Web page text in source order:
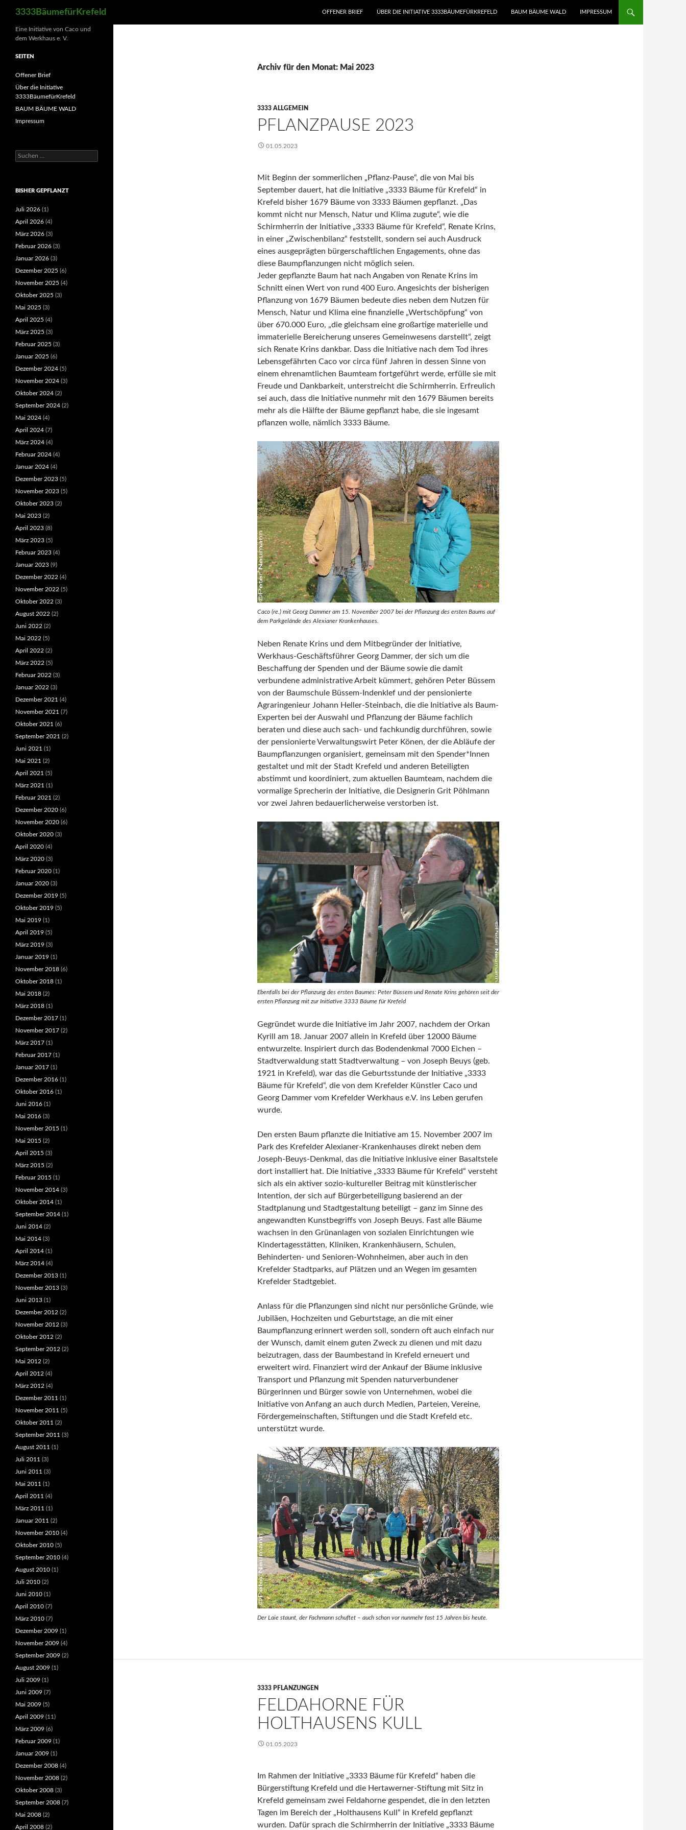
3333BäumefürKrefeld
OFFENER BRIEF
ÜBER DIE INITIATIVE 3333BÄUMEFÜRKREFELD BAUM BÄUME WALD IMPRESSUM
Archiv für den Monat: Mai 2023
3333 ALLGEMEIN
PFLANZPAUSE 2023
01.05.2023
Mit Beginn der sommerlichen „Pflanz-Pause“, die von Mai bis
September dauert, hat die Initiative „3333 Bäume für Krefeld“ in
Krefeld bisher 1679 Bäume von 3333 Bäumen gepflanzt. „Das
kommt nicht nur Mensch, Natur und Klima zugute“, wie die
Schirmherrin der Initiative „3333 Bäume für Krefeld“, Renate Krins,
in einer „Zwischenbilanz“ feststellt, sondern sei auch Ausdruck
eines ausgeprägten bürgerschaftlichen Engagements, ohne das
diese Baumpflanzungen nicht möglich seien.
Jeder gepflanzte Baum hat nach Angaben von Renate Krins im
Schnitt einen Wert von rund 400 Euro. Angesichts der bisherigen
Pflanzung von 1679 Bäumen bedeute dies neben dem Nutzen für
Mensch, Natur und Klima eine finanzielle „Wertschöpfung“ von
über 670.000 Euro, „die gleichsam eine großartige materielle und
immaterielle Bereicherung unseres Gemeinwesens darstellt“, zeigt
sich Renate Krins dankbar. Dass die Initiative nach dem Tod ihres
Lebensgefährten Caco vor circa fünf Jahren in dessen Sinne von
einem ehrenamtlichen Baumteam fortgeführt werde, erfülle sie mit
Freude und Dankbarkeit, unterstreicht die Schirmherrin. Erfreulich
sei auch, dass die Initiative nunmehr mit den 1679 Bäumen bereits
mehr als die Hälfte der Bäume gepflanzt habe, die sie ingesamt
pflanzen wolle, nämlich 3333 Bäume.
Caco (re.) mit Georg Dammer am 15. November 2007 bei der Pflanzung des ersten Baums auf
dem Parkgelände des Alexianer Krankenhauses.
Neben Renate Krins und dem Mitbegründer der Initiative,
Werkhaus-Geschäftsführer Georg Dammer, der sich um die
Beschaffung der Spenden und der Bäume sowie die damit
verbundene administrative Arbeit kümmert, gehören Peter Büssem
von der Baumschule Büssem-Indenklef und der pensionierte
Agraringenieur Johann Heller-Steinbach, die die Initiative als Baum-
Experten bei der Auswahl und Pflanzung der Bäume fachlich
beraten und diese auch sach- und fachkundig durchführen, sowie
der pensionierte Verwaltungswirt Peter Könen, der die Abläufe der
Baumpflanzungen organisiert, gemeinsam mit den Spender*Innen
gestaltet und mit der Stadt Krefeld und anderen Beteiligten
abstimmt und koordiniert, zum aktuellen Baumteam, nachdem die
vormalige Sprecherin der Initiative, die Designerin Grit Pöhlmann
vor zwei Jahren bedauerlicherweise verstorben ist.
Ebenfalls bei der Pflanzung des ersten Baumes: Peter Büssem und Renate Krins gehören seit der
ersten Pflanzung mit zur Initiative 3333 Bäume für Krefeld
Gegründet wurde die Initiative im Jahr 2007, nachdem der Orkan
Kyrill am 18. Januar 2007 allein in Krefeld über 12000 Bäume
entwurzelte. Inspiriert durch das Bodendenkmal 7000 Eichen –
Stadtverwaldung statt Stadtverwaltung – von Joseph Beuys (geb.
1921 in Krefeld), war das die Geburtsstunde der Initiative „3333
Bäume für Krefeld“, die von dem Krefelder Künstler Caco und
Georg Dammer vom Krefelder Werkhaus e.V. ins Leben gerufen
wurde.
Den ersten Baum pflanzte die Initiative am 15. November 2007 im
Park des Krefelder Alexianer-Krankenhauses direkt neben dem
Joseph-Beuys-Denkmal, das die Initiative inklusive einer Basaltstele
dort installiert hat. Die Initiative „3333 Bäume für Krefeld“ versteht
sich als ein aktiver sozio-kultureller Beitrag mit künstlerischer
Intention, der sich auf Bürgerbeteiligung basierend an der
Stadtplanung und Stadtgestaltung beteiligt – ganz im Sinne des
angewandten Kunstbegriffs von Joseph Beuys. Fast alle Bäume
wachsen in den Grünanlagen von sozialen Einrichtungen wie
Kindertagesstätten, Kliniken, Krankenhäusern, Schulen,
Behinderten- und Senioren-Wohnheimen, aber auch in den
Krefelder Stadtparks, auf Plätzen und an Wegen im gesamten
Krefelder Stadtgebiet.
Anlass für die Pflanzungen sind nicht nur persönliche Gründe, wie
Jubiläen, Hochzeiten und Geburtstage, an die mit einer
Baumpflanzung erinnert werden soll, sondern oft auch einfach nur
der Wunsch, damit einem guten Zweck zu dienen und mit dazu
beizutragen, dass der Baumbestand in Krefeld erneuert und
erweitert wird. Finanziert wird der Ankauf der Bäume inklusive
Transport und Pflanzung mit Spenden naturverbundener
Bürgerinnen und Bürger sowie von Unternehmen, wobei die
Initiative von Anfang an auch durch Medien, Parteien, Vereine,
Fördergemeinschaften, Stiftungen und die Stadt Krefeld etc.
unterstützt wurde.
Der Laie staunt, der Fachmann schuftet – auch schon vor nunmehr fast 15 Jahren bis heute.
3333 PFLANZUNGEN
FELDAHORNE FÜR
HOLTHAUSENS KULL
01.05.2023
Im Rahmen der Initiative „3333 Bäume für Krefeld“ haben die
Bürgerstiftung Krefeld und die Hertawerner-Stiftung mit Sitz in
Krefeld gemeinsam zwei Feldahorne gespendet, die in den letzten
Tagen im Bereich der „Holthausens Kull“ in Krefeld gepflanzt
wurden. Dafür sprach die Schirmherrin der Initiative „3333 Bäume
Eine Initiative von Caco und
dem Werkhaus e. V.
SEITEN
Offener Brief
Über die Initiative
3333BäumefürKrefeld
BAUM BÄUME WALD
Impressum
Suchen
nach:
BISHER GEPFLANZT
Juli 2026 (1)
April 2026 (4)
März 2026 (3)
Februar 2026 (3)
Januar 2026 (3)
Dezember 2025 (6)
November 2025 (4)
Oktober 2025 (3)
Mai 2025 (3)
April 2025 (4)
März 2025 (3)
Februar 2025 (3)
Januar 2025 (6)
Dezember 2024 (5)
November 2024 (3)
Oktober 2024 (2)
September 2024 (2)
Mai 2024 (4)
April 2024 (7)
März 2024 (4)
Februar 2024 (4)
Januar 2024 (4)
Dezember 2023 (5)
November 2023 (5)
Oktober 2023 (2)
Mai 2023 (2)
April 2023 (8)
März 2023 (5)
Februar 2023 (4)
Januar 2023 (9)
Dezember 2022 (4)
November 2022 (5)
Oktober 2022 (3)
August 2022 (2)
Juni 2022 (2)
Mai 2022 (5)
April 2022 (2)
März 2022 (5)
Februar 2022 (3)
Januar 2022 (3)
Dezember 2021 (4)
November 2021 (7)
Oktober 2021 (6)
September 2021 (2)
Juni 2021 (1)
Mai 2021 (2)
April 2021 (5)
März 2021 (1)
Februar 2021 (2)
Dezember 2020 (6)
November 2020 (6)
Oktober 2020 (3)
April 2020 (4)
März 2020 (3)
Februar 2020 (1)
Januar 2020 (3)
Dezember 2019 (5)
Oktober 2019 (5)
Mai 2019 (1)
April 2019 (5)
März 2019 (3)
Januar 2019 (1)
November 2018 (6)
Oktober 2018 (1)
Mai 2018 (2)
März 2018 (1)
Dezember 2017 (1)
November 2017 (2)
März 2017 (1)
Februar 2017 (1)
Januar 2017 (1)
Dezember 2016 (1)
Oktober 2016 (1)
Juni 2016 (1)
Mai 2016 (3)
November 2015 (1)
Mai 2015 (2)
April 2015 (3)
März 2015 (2)
Februar 2015 (1)
November 2014 (3)
Oktober 2014 (1)
September 2014 (1)
Juni 2014 (2)
Mai 2014 (3)
April 2014 (1)
März 2014 (4)
Dezember 2013 (1)
November 2013 (3)
Juni 2013 (1)
Dezember 2012 (2)
November 2012 (3)
Oktober 2012 (2)
September 2012 (2)
Mai 2012 (2)
April 2012 (4)
März 2012 (4)
Dezember 2011 (1)
November 2011 (5)
Oktober 2011 (2)
September 2011 (3)
August 2011 (1)
Juli 2011 (3)
Juni 2011 (3)
Mai 2011 (1)
April 2011 (4)
März 2011 (1)
Januar 2011 (2)
November 2010 (4)
Oktober 2010 (5)
September 2010 (4)
August 2010 (1)
Juli 2010 (2)
Juni 2010 (1)
April 2010 (7)
März 2010 (7)
Dezember 2009 (1)
November 2009 (4)
September 2009 (2)
August 2009 (1)
Juli 2009 (1)
Juni 2009 (7)
Mai 2009 (5)
April 2009 (11)
März 2009 (6)
Februar 2009 (1)
Januar 2009 (1)
Dezember 2008 (4)
November 2008 (2)
Oktober 2008 (3)
September 2008 (7)
Mai 2008 (2)
April 2008 (2)